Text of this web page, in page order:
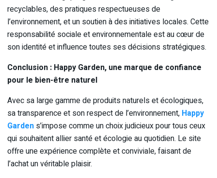
recyclables, des pratiques respectueuses de
l’environnement, et un soutien à des initiatives locales. Cette
responsabilité sociale et environnementale est au cœur de
son identité et influence toutes ses décisions stratégiques.
Conclusion : Happy Garden, une marque de confiance
pour le bien-être naturel
Avec sa large gamme de produits naturels et écologiques,
sa transparence et son respect de l’environnement, Happy
Garden s’impose comme un choix judicieux pour tous ceux
qui souhaitent allier santé et écologie au quotidien. Le site
offre une expérience complète et conviviale, faisant de
l’achat un véritable plaisir.